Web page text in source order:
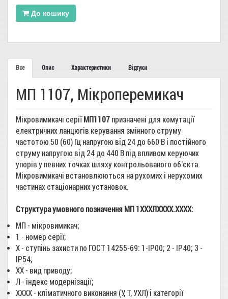
До кошику
Все Опис Характеристики Відгуки
МП 1107, Мікроперемикач
Мікровимикачі серіїМП1107 призначені для комутації
електричних ланцюгів керування змінного струму
частотою 50 (60) Гц напругою від 24 до 660 В і постійного
струму напругою від 24 до 440 В під впливом керуючих
упорів у певних точках шляху контрольованого об'єкта.
Мікровимикачі встановлюються на рухомих і нерухомих
частинах стаціонарних установок.
Структура умовного позначення МП 1ХХХЛХХХХ.ХХХХ:
МП - мікровимикач;
1 - номер серії;
X - ступінь захисти по ГОСТ 14255-69: 1-IP00; 2 - IP40; 3 -
IР54;
XX - вид приводу;
Л - індекс модернізації;
ХХХХ - кліматичного виконання (У, Т, УХЛ) і категорії